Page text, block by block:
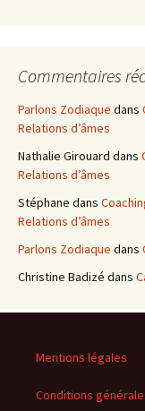
Commentaires
Parlons Zodiaque dans
Relations d’âmes
Nathalie Girouard dans
Relations d’âmes
Stéphane dans
Relations d’âmes
Parlons Zodiaque dans
Christine Badizé dans
Mentions légales
Conditions